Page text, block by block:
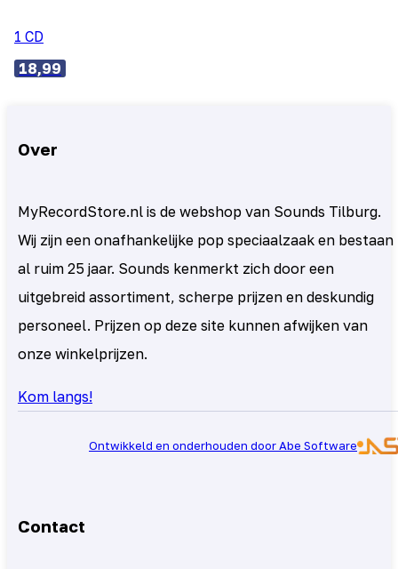
1 CD
18,99
Over
MyRecordStore.nl is de webshop van Sounds Tilburg.
Wij zijn een onafhankelijke pop speciaalzaak en bestaan
al ruim 25 jaar. Sounds kenmerkt zich door een
uitgebreid assortiment, scherpe prijzen en deskundig
personeel. Prijzen op deze site kunnen afwijken van
onze winkelprijzen.
Kom langs!
Ontwikkeld en onderhouden door Abe Software
Contact